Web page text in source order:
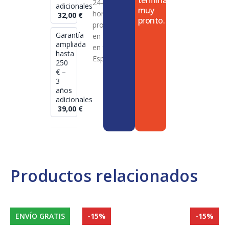
Productos relacionados
ENVÍO GRATIS -15% -15%
adicionales
32,00 €
Garantía
ampliada
hasta
250
€ –
3
años
adicionales
39,00 €
24-72
horas en
productos
en stock
en toda
España
muy
pronto.